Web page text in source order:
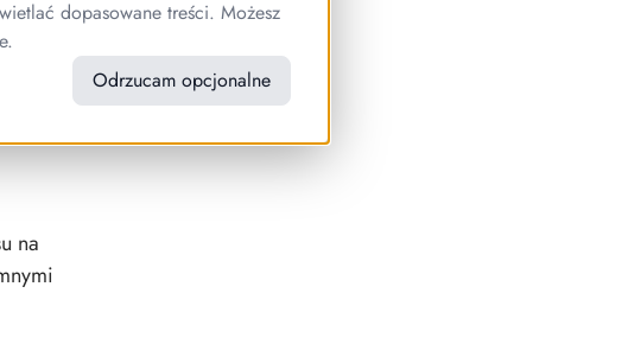
Ci
na
dopasowane treści. Możesz
Odrzucam opcjonalne